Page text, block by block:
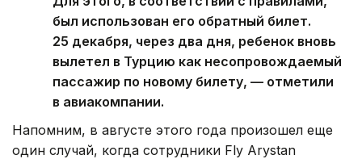
был использован его обратный билет.
25 декабря, через два дня, ребенок вновь
вылетел в Турцию как несопровождаемый
пассажир по новому билету, — отметили
в авиакомпании.
Напомним, в августе этого года произошел еще
один случай, когда сотрудники Fly Arystan